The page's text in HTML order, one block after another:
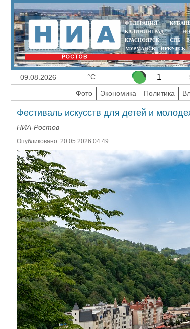
ФЕДЕРАЦИЯ
КАЛИНИНГРАД
КРАСНОЯРСК
СПБ
МУРМАНСК
ИРКУТСК
09.08.2026 °C 1
Фото
Экономика Политика
Фестиваль искусств для детей и
НИА-Ростов
Опубликовано: 20.05.2026 04:49